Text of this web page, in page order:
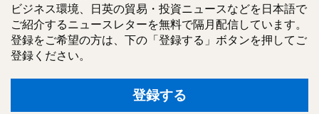
ビジネス環境、日英の貿易・投資ニュースなどを日本語で
ご紹介するニュースレターを無料で隔月配信しています。
登録をご希望の方は、下の「登録する」ボタンを押してご
登録ください。
登録する